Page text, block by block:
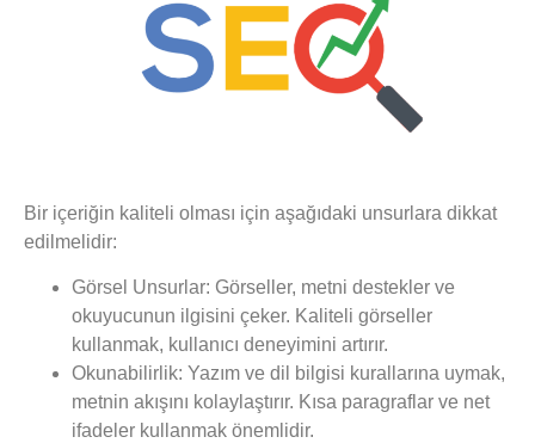
Bir içeriğin kaliteli olması için aşağıdaki unsurlara dikkat
edilmelidir:
Görsel Unsurlar: Görseller, metni destekler ve
okuyucunun ilgisini çeker. Kaliteli görseller
kullanmak, kullanıcı deneyimini artırır.
Okunabilirlik: Yazım ve dil bilgisi kurallarına uymak,
metnin akışını kolaylaştırır. Kısa paragraflar ve net
ifadeler kullanmak önemlidir.